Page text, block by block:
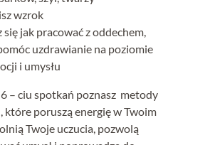
wzrok
się jak pracować z oddechem,
uzdrawianie na poziomie
i umysłu
6 – ciu spotkań poznasz metody
które poruszą energię w Twoim
Twoje uczucia, pozwolą